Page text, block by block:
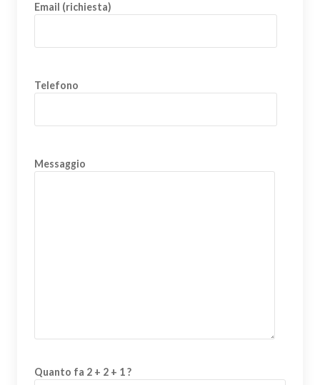
Email (richiesta)
Telefono
Messaggio
Quanto fa 2 + 2 + 1 ?